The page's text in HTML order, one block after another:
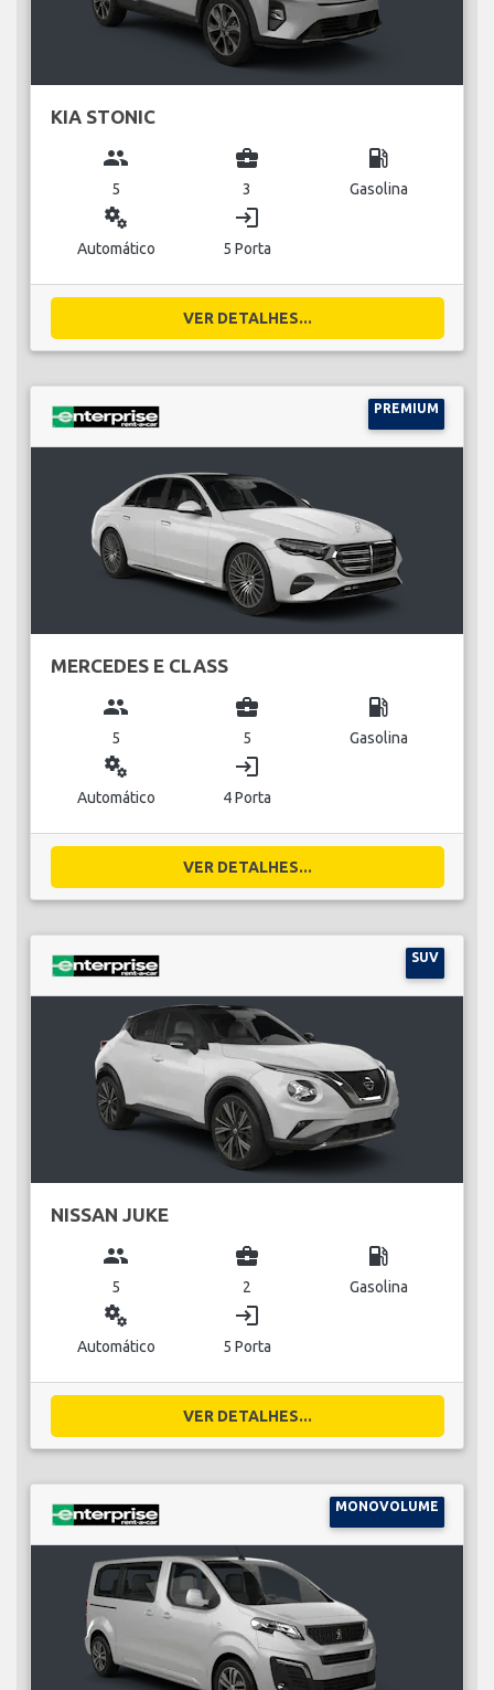
KIA STONIC
group
5
business_center
3
local_gas_station
Gasolina
miscellaneous_services
Automático
login
5 Porta
VER DETALHES...
PREMIUM
MERCEDES E CLASS
group
5
business_center
5
local_gas_station
Gasolina
miscellaneous_services
Automático
login
4 Porta
VER DETALHES...
SUV
NISSAN JUKE
group
5
business_center
2
local_gas_station
Gasolina
miscellaneous_services
Automático
login
5 Porta
VER DETALHES...
MONOVOLUME